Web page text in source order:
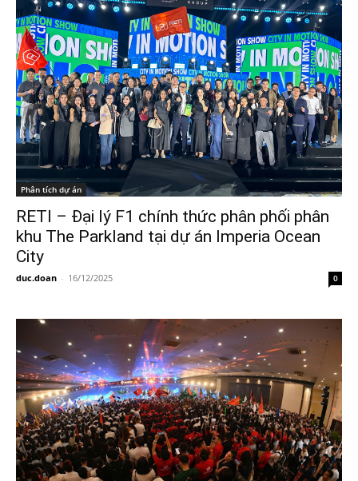
Phân tích dự án
RETI – Đại lý F1 chính thức phân phối phân
khu The Parkland tại dự án Imperia Ocean
City
duc.doan - 16/12/2025 0